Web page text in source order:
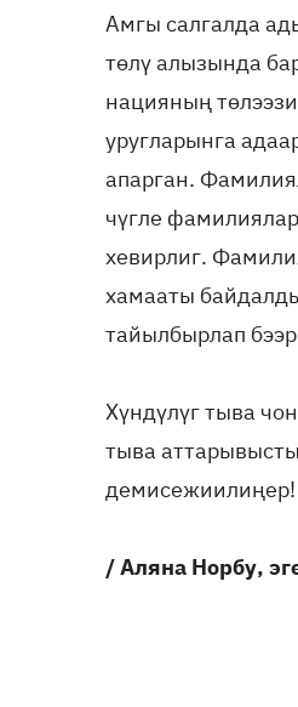
Амгы салгалда
төлү алызында
нацияның
уругларынга
апарган.
чүгле
хевирлиг.
хамааты
тайылбырлап
Хүндүлүг тыва
тыва
демисежиилиңер!
/ Аляна Норбу,